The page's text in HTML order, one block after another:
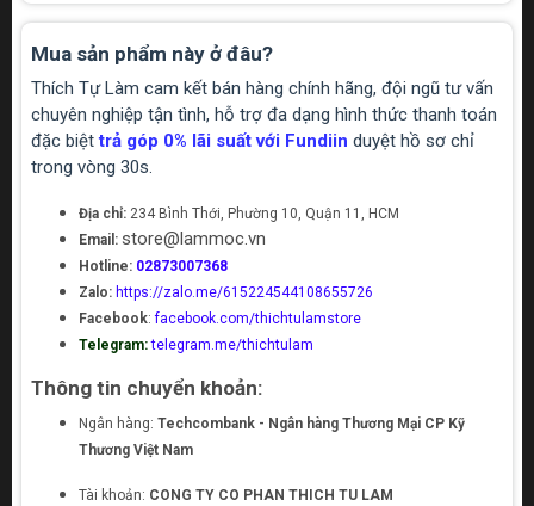
Mua sản phẩm này ở đâu?
Thích Tự Làm cam kết bán hàng chính hãng, đội ngũ tư vấn
chuyên nghiệp tận tình, hỗ trợ đa dạng hình thức thanh toán
đặc biệttrả góp 0% lãi suất với Fundiin duyệt hồ sơ chỉ
trong vòng 30s.
Địa chỉ: 234 Bình Thới, Phường 10, Quận 11, HCM
Email: store@lammoc.vn
Hotline: 02873007368
Zalo: https://zalo.me/615224544108655726
Facebook:facebook.com/thichtulamstore
Telegram: telegram.me/thichtulam
Thông tin chuyển khoản:
Ngân hàng: Techcombank - Ngân hàng Thương Mại CP Kỹ
Thương Việt Nam
Tài khoản: CONG TY CO PHAN THICH TU LAM